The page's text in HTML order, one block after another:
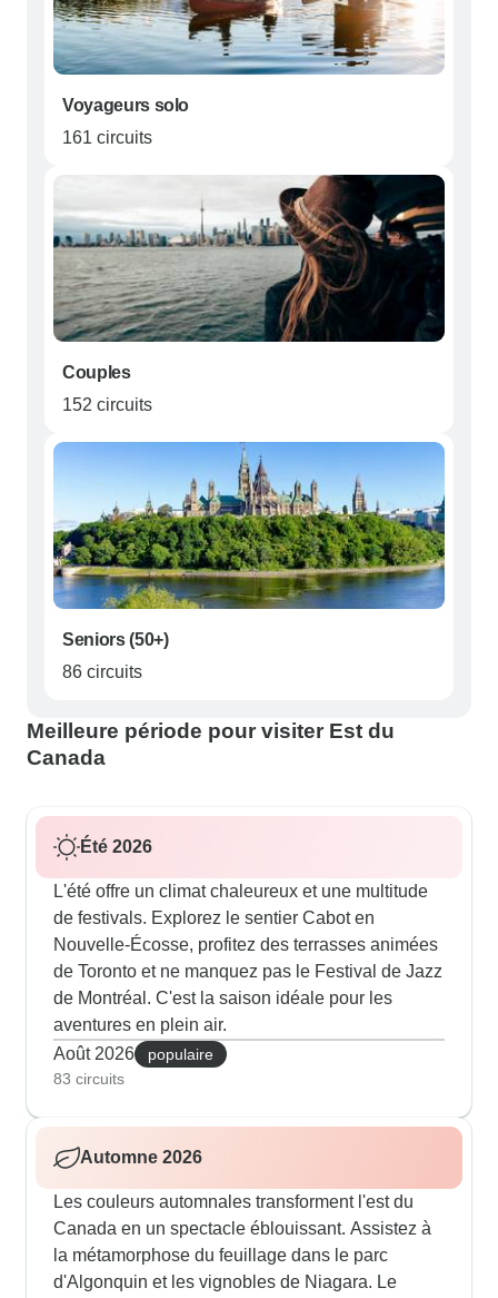
Voyageurs solo
161 circuits
Couples
152 circuits
Seniors (50+)
86 circuits
Meilleure période pour visiter Est du
Canada
Été 2026
L'été offre un climat chaleureux et une multitude
de festivals. Explorez le sentier Cabot en
Nouvelle-Écosse, profitez des terrasses animées
de Toronto et ne manquez pas le Festival de Jazz
de Montréal. C'est la saison idéale pour les
aventures en plein air.
Août 2026
populaire
83 circuits
Automne 2026
Les couleurs automnales transforment l'est du
Canada en un spectacle éblouissant. Assistez à
la métamorphose du feuillage dans le parc
d'Algonquin et les vignobles de Niagara. Le